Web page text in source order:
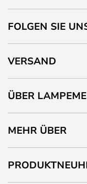
FOLGEN SIE
VERSAND
ÜBER
MEHR ÜBER